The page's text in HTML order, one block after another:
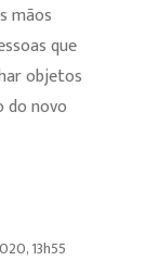
mãos
que
objetos
do novo
13h55